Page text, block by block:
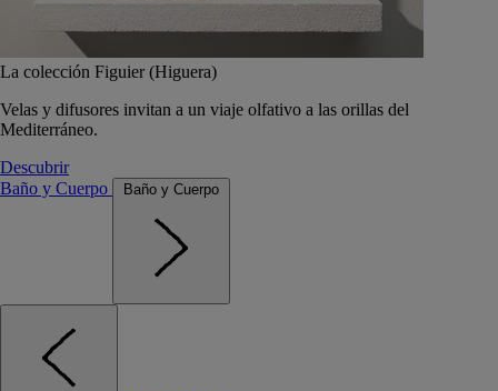
La colección Figuier (Higuera)
Velas y difusores invitan a un viaje olfativo a las orillas del
Mediterráneo.
Descubrir
Baño y Cuerpo
Baño y Cuerpo